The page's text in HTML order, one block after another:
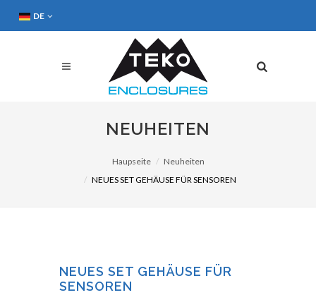
DE
NEUHEITEN
Haupseite
Neuheiten
NEUES SET GEHÄUSE FÜR SENSOREN
NEUES SET GEHÄUSE FÜR
SENSOREN